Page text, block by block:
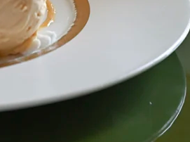
CULTURE
関西で開催。
おすすめの映